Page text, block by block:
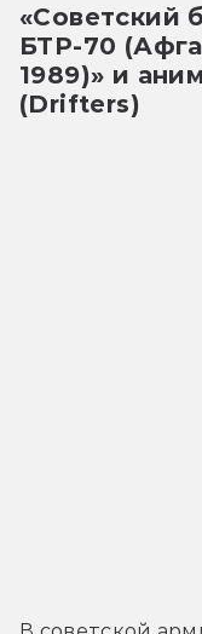
«Советский
БТР-70
1989)» и
(Drifters)